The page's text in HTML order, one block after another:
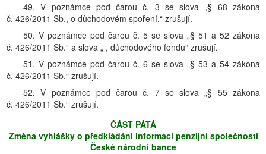
49. V poznámce pod čarou č. 3 se slova „§ 68 zákona
č. 426/2011 Sb., o důchodovém spoření.“ zrušují.
50. V poznámce pod čarou č. 5 se slova „§ 51 a 52 zákona
č. 426/2011 Sb.“ a slova „ , důchodového fondu“ zrušují.
51. V poznámce pod čarou č. 6 se slova „§ 53 a 54 zákona
č. 426/2011 Sb.“ zrušují.
52. V poznámce pod čarou č. 7 se slova „§ 55 zákona
č. 426/2011 Sb.“ zrušují.
ČÁST PÁTÁ
Změna vyhlášky o předkládání informací penzijní společností
České národní bance